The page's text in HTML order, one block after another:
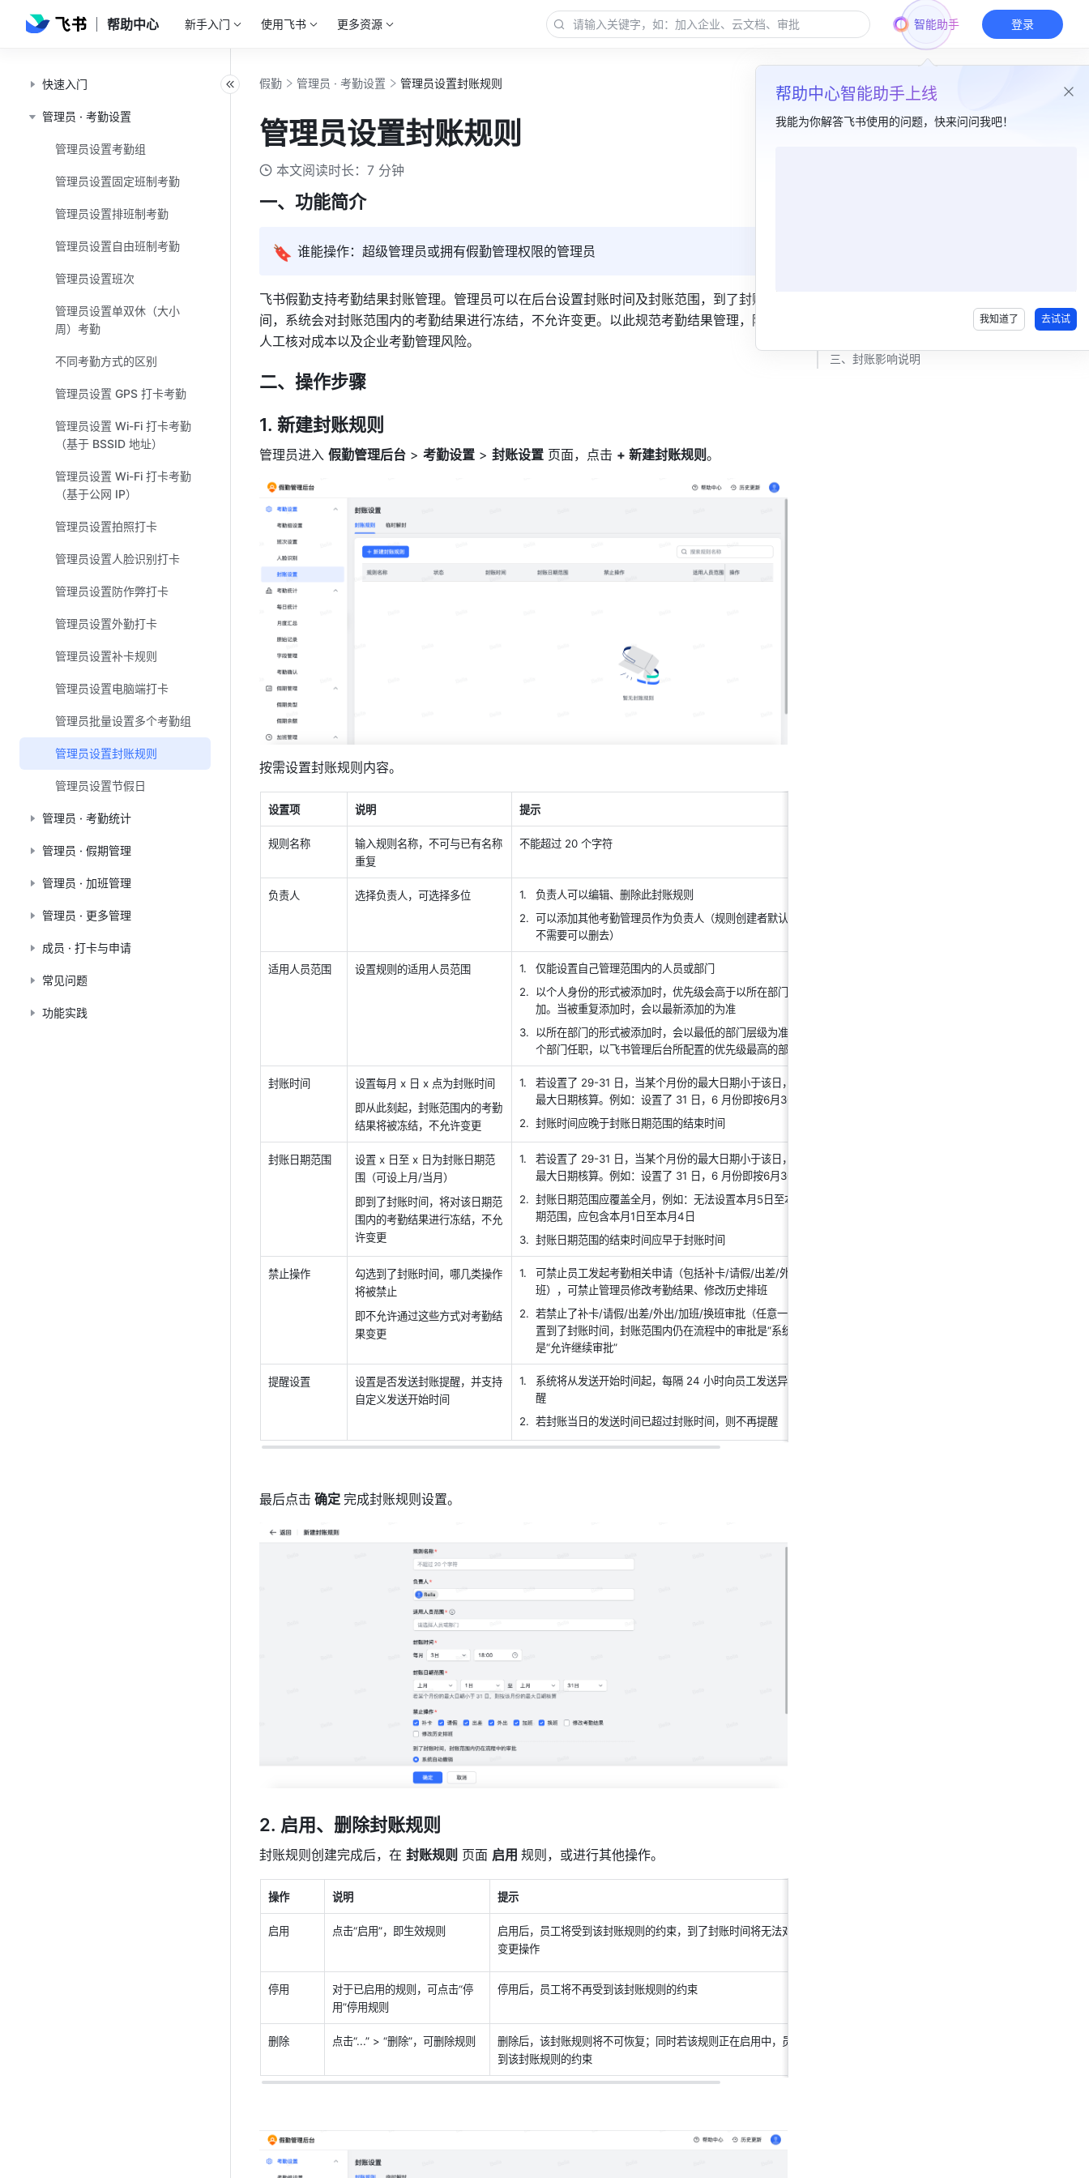
帮助中心 新手入门 使用飞书 更多资源 智能助手
帮助中心智能助手上线
我能为你解答飞书使用的问题，快来问问我吧！
我知道了 去试试
登录
快速入门
管理员 · 考勤设置
管理员设置考勤组
管理员设置固定班制考勤
管理员设置排班制考勤
管理员设置自由班制考勤
管理员设置班次
管理员设置单双休（大小
周）考勤
不同考勤方式的区别
管理员设置 GPS 打卡考勤
管理员设置 Wi-Fi 打卡考勤
（基于 BSSID 地址）
管理员设置 Wi-Fi 打卡考勤
（基于公网 IP）
管理员设置拍照打卡
管理员设置人脸识别打卡
管理员设置防作弊打卡
管理员设置外勤打卡
管理员设置补卡规则
管理员设置电脑端打卡
管理员批量设置多个考勤组
管理员设置封账规则
管理员设置节假日
管理员 · 考勤统计
管理员 · 假期管理
管理员 · 加班管理
管理员 · 更多管理
成员 · 打卡与申请
常见问题
功能实践
假勤 管理员 · 考勤设置 管理员设置封账规则
管理员设置封账规则
本文阅读时长：7 分钟
一、功能简介
🔖 谁能操作：超级管理员或拥有假勤管理权限的管理员
飞书假勤支持考勤结果封账管理。管理员可以在后台设置封账时间及封账范围，到了封账时
间，系统会对封账范围内的考勤结果进行冻结，不允许变更。以此规范考勤结果管理，降低
人工核对成本以及企业考勤管理风险。
二、操作步骤
新建封账规则
管理员进入 假勤管理后台 > 考勤设置 > 封账设置 页面，点击 + 新建封账规则。
按需设置封账规则内容。
设置项 说明 提示
规则名称
输入规则名称，不可与已有名称
重复
不能超过 20 个字符
负责人 选择负责人，可选择多位
负责人可以编辑、删除此封账规则
可以添加其他考勤管理员作为负责人（规则创建者默认为负责人，如
不需要可以删去）
适用人员范围 设置规则的适用人员范围
仅能设置自己管理范围内的人员或部门
以个人身份的形式被添加时，优先级会高于以所在部门的形式被添
加。当被重复添加时，会以最新添加的为准
以所在部门的形式被添加时，会以最低的部门层级为准。若员工在多
个部门任职，以飞书管理后台所配置的优先级最高的部门为准
封账时间
设置每月 x 日 x 点为封账时间
即从此刻起，封账范围内的考勤
结果将被冻结，不允许变更
若设置了 29-31 日，当某个月份的最大日期小于该日，则按该月份的
最大日期核算。例如：设置了 31 日，6 月份即按6月30日为封账日期
封账时间应晚于封账日期范围的结束时间
封账日期范围
设置 x 日至 x 日为封账日期范
围（可设上月/当月）
即到了封账时间，将对该日期范
围内的考勤结果进行冻结，不允
许变更
若设置了 29-31 日，当某个月份的最大日期小于该日，则按该月份的
最大日期核算。例如：设置了 31 日，6 月份即按6月30日为日期范围
封账日期范围应覆盖全月，例如：无法设置本月5日至本月31日为日
期范围，应包含本月1日至本月4日
封账日期范围的结束时间应早于封账时间
禁止操作
勾选到了封账时间，哪几类操作
将被禁止
即不允许通过这些方式对考勤结
果变更
可禁止员工发起考勤相关申请（包括补卡/请假/出差/外出/加班/换
班），可禁止管理员修改考勤结果、修改历史排班
若禁止了补卡/请假/出差/外出/加班/换班审批（任意一个），还需设
置到了封账时间，封账范围内仍在流程中的审批是“系统自动撤销”还
是“允许继续审批”
提醒设置
设置是否发送封账提醒，并支持
自定义发送开始时间
系统将从发送开始时间起，每隔 24 小时向员工发送异常考勤处理提
醒
若封账当日的发送时间已超过封账时间，则不再提醒
最后点击 确定 完成封账规则设置。
启用、删除封账规则
封账规则创建完成后，在 封账规则 页面 启用 规则，或进行其他操作。
操作 说明 提示
启用 点击“启用”，即生效规则
启用后，员工将受到该封账规则的约束，到了封账时间将无法对考勤结果进行
变更操作
停用
对于已启用的规则，可点击“停
用”停用规则
停用后，员工将不再受到该封账规则的约束
删除 点击“...” > “删除”，可删除规则
删除后，该封账规则将不可恢复；同时若该规则正在启用中，员工也将不再受
到该封账规则的约束
三、封账影响说明​